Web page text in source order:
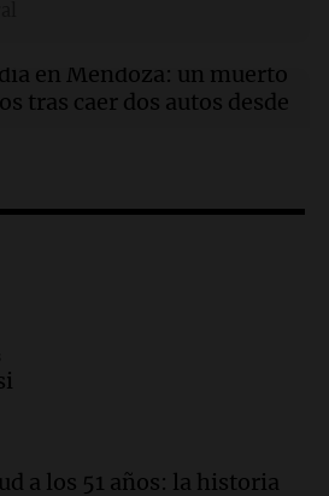
en España para viajeros
de Italia
en Mendoza: un muerto
tras caer dos autos desde
esta noche a
su papá
Privada: el revés
expuso una debilidad
todos
a los 51 años: la historia